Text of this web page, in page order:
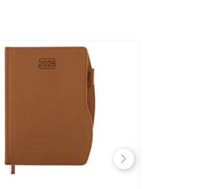
Next